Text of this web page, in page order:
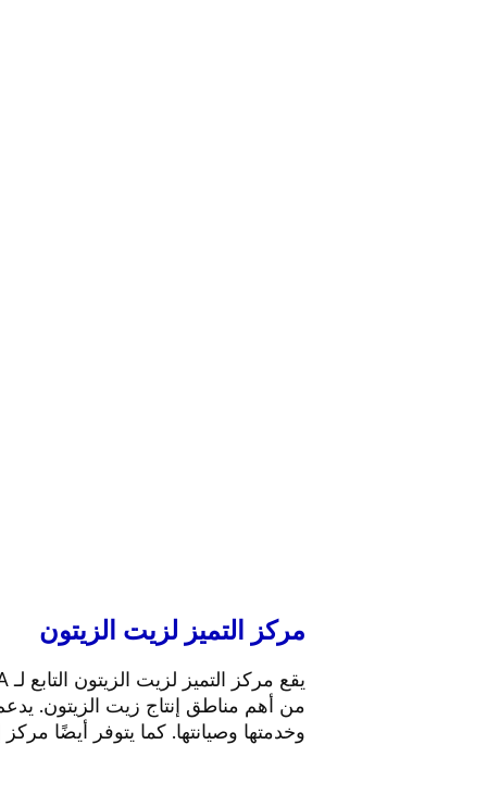
مركز التميز لزيت الزيتون
من أهم مناطق إنتاج زيت الزيتون.
وخدمتها وصيانتها. كما يتوفر أيضًا